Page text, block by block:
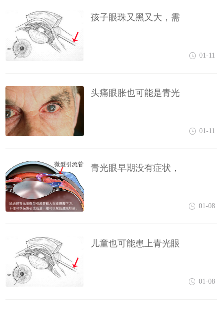
孩子眼珠又黑又大，需
01-11
头痛眼胀也可能是青光
01-11
青光眼早期没有症状，
01-08
儿童也可能患上青光眼
01-08